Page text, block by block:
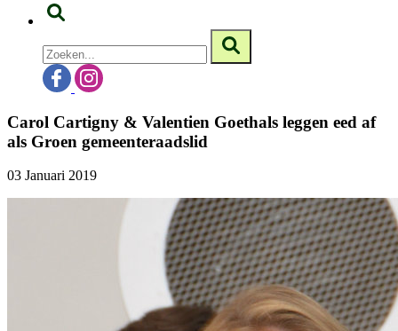
Carol Cartigny & Valentien Goethals leggen eed af
als Groen gemeenteraadslid
03 Januari 2019